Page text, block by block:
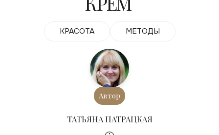
КРАСОТА МЕТОДЫ
Автор
ТАТЬЯНА ПАТРАЦКАЯ